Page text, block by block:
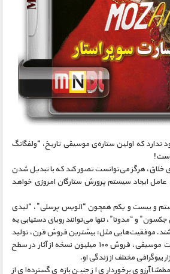
که اولین ستاره‌ی موسیقی تاریخ، “ولفگانگ
خلاق، هرگز می‌توانست تصور کند که با تبدیل شدن
عامل ایجاد سیستم پرورش ستارگان امروزی خواهد
و بیست و یکم همچون “الویس پرسلی”، “لیدی
جکسون” و “مدونا”، تنها می‌توانند رویای دستیابی به
موفقیت‌هایی مثل: بیشترین فروش قرن، تولید
۶۲۶ اثر و بیش از ۲۰۰ ساعت موسیقی، فروش ۱۰۰ میلیون نسخه از آثار در سطح
آرزوی برخورداری از چنین بازه‌ی گسترده‌ای از